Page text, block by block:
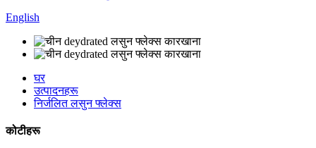
English
घर
उत्पादनहरू
निर्जलित लसुन फ्लेक्स
कोटीहरू